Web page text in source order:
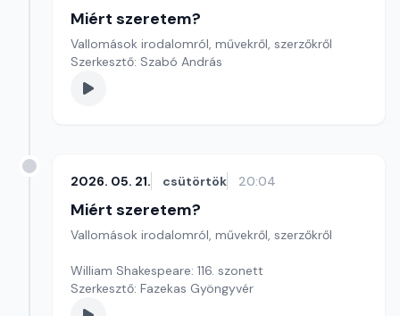
Miért szeretem?
Vallomások irodalomról, művekről, szerzőkről
Szerkesztő: Szabó András
2026. 05. 21. csütörtök 20:04
Miért szeretem?
Vallomások irodalomról, művekről, szerzőkről
William Shakespeare: 116. szonett
Szerkesztő: Fazekas Gyöngyvér